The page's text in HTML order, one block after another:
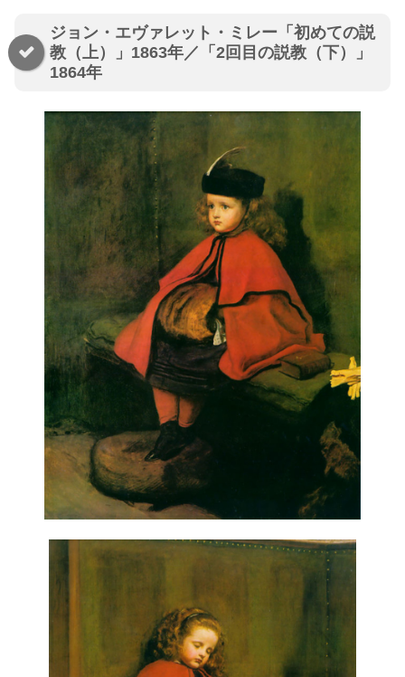
ジョン・エヴァレット・ミレー「初めての説
教（上）」1863年／「2回目の説教（下）」
1864年